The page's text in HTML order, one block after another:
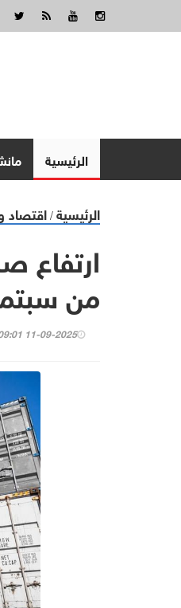
الرئيسية
الرئيسية / اقتصاد
من
11-09-2025 09:01 AM